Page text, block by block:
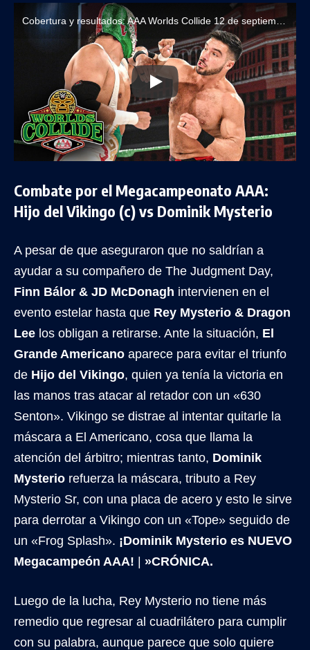
Cobertura y resultados: AAA Worlds Collide 12 de septiembre de 2025
Combate por el Megacampeonato AAA:
Hijo del Vikingo (c) vs Dominik Mysterio
A pesar de que aseguraron que no saldrían a
ayudar a su compañero de The Judgment Day,
Finn Bálor & JD McDonagh intervienen en el
evento estelar hasta que Rey Mysterio & Dragon
Lee los obligan a retirarse. Ante la situación, El
Grande Americano aparece para evitar el triunfo
de Hijo del Vikingo, quien ya tenía la victoria en
las manos tras atacar al retador con un «630
Senton». Vikingo se distrae al intentar quitarle la
máscara a El Americano, cosa que llama la
atención del árbitro; mientras tanto, Dominik
Mysterio refuerza la máscara, tributo a Rey
Mysterio Sr, con una placa de acero y esto le sirve
para derrotar a Vikingo con un «Tope» seguido de
un «Frog Splash». ¡Dominik Mysterio es NUEVO
Megacampeón AAA!
»CRÓNICA.
Luego de la lucha, Rey Mysterio no tiene más
remedio que regresar al cuadrilátero para cumplir
con su palabra, aunque parece que solo quiere